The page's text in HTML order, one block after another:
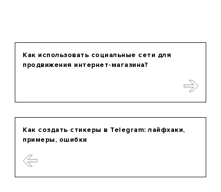
Как создать стикеры в Telegram: лайфхаки,
примеры, ошибки
Как использовать социальные сети для
продвижения интернет-магазина?